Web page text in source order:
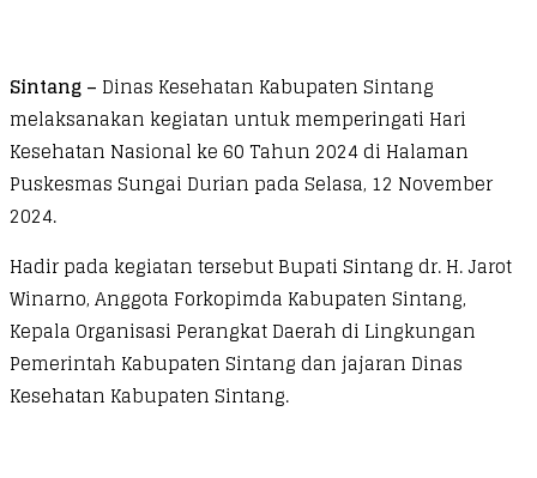
Sintang – Dinas Kesehatan Kabupaten Sintang
melaksanakan kegiatan untuk memperingati Hari
Kesehatan Nasional ke 60 Tahun 2024 di Halaman
Puskesmas Sungai Durian pada Selasa, 12 November
2024.
Hadir pada kegiatan tersebut Bupati Sintang dr. H. Jarot
Winarno, Anggota Forkopimda Kabupaten Sintang,
Kepala Organisasi Perangkat Daerah di Lingkungan
Pemerintah Kabupaten Sintang dan jajaran Dinas
Kesehatan Kabupaten Sintang.